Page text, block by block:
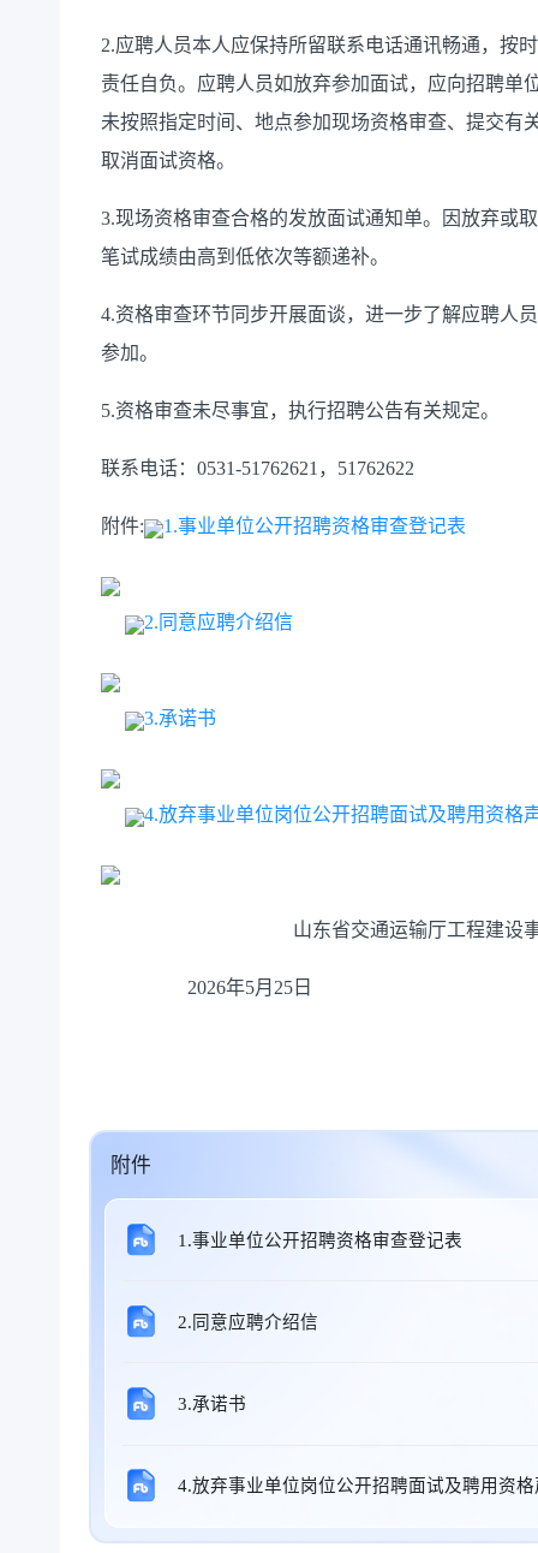
2.应聘人员本人应保持所留联系电话通讯畅通，按
责任自负。应聘人员如放弃参加面试，应向招聘单
未按照指定时间、地点参加现场资格审查、提交有
取消面试资格。
3.现场资格审查合格的发放面试通知单。因放弃或
笔试成绩由高到低依次等额递补。
4.资格审查环节同步开展面谈，进一步了解应聘人
参加。
5.资格审查未尽事宜，执行招聘公告有关规定。
联系电话： 0531-51762621，51762622
附件: 1.事业单位公开招聘资格审查登记表
2.同意应聘介绍信
3.承诺书
4.放弃事业单位岗位公开招聘面试及聘用资格
山东省交通运输厅工程建设
2026年5月 25 日
附件
1.事业单位公开招聘资格审查登记表
2.同意应聘介绍信
3.承诺书
4.放弃事业单位岗位公开招聘面试及聘用资格